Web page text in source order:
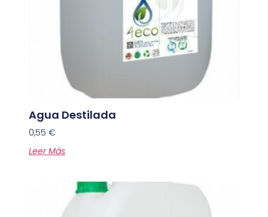
Agua Destilada
0,55€
Leer Más